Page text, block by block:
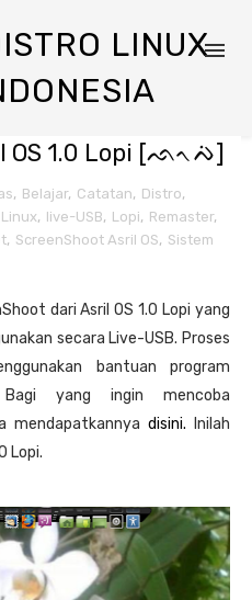
LINUX
OS 1.0 Lopi [ᨒᨚᨄᨗ]
, Belajar, Catatan, Distro,
Linux, live-USB, Lopi, Remaster,
, ScreenShoot Asril OS, Sistem
dari Asril OS 1.0 Lopi yang
secara Live-USB. Proses
bantuan program
yang ingin mencoba
mendapatkannya disini. Inilah
Lopi.